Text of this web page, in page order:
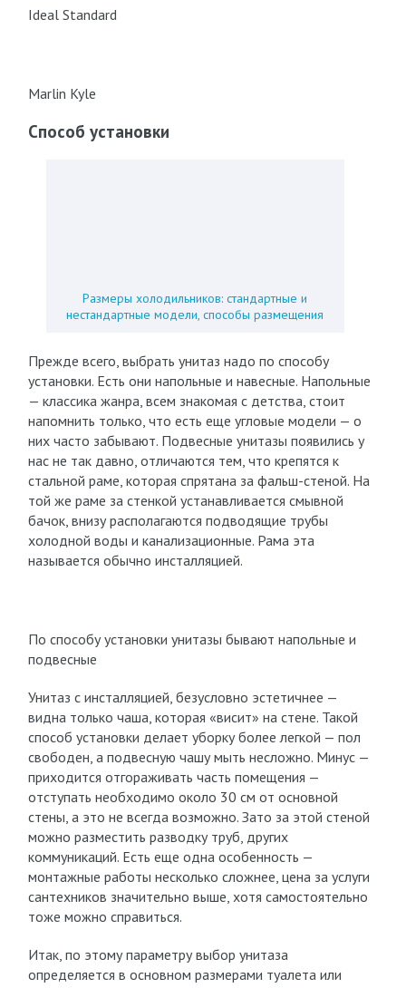
Ideal Standard
Marlin Kyle
Способ установки
Размеры холодильников: стандартные и
нестандартные модели, способы размещения
Прежде всего, выбрать унитаз надо по способу
установки. Есть они напольные и навесные. Напольные
— классика жанра, всем знакомая с детства, стоит
напомнить только, что есть еще угловые модели — о
них часто забывают. Подвесные унитазы появились у
нас не так давно, отличаются тем, что крепятся к
стальной раме, которая спрятана за фальш-стеной. На
той же раме за стенкой устанавливается смывной
бачок, внизу располагаются подводящие трубы
холодной воды и канализационные. Рама эта
называется обычно инсталляцией.
По способу установки унитазы бывают напольные и
подвесные
Унитаз с инсталляцией, безусловно эстетичнее —
видна только чаша, которая «висит» на стене. Такой
способ установки делает уборку более легкой — пол
свободен, а подвесную чашу мыть несложно. Минус —
приходится отгораживать часть помещения —
отступать необходимо около 30 см от основной
стены, а это не всегда возможно. Зато за этой стеной
можно разместить разводку труб, других
коммуникаций. Есть еще одна особенность —
монтажные работы несколько сложнее, цена за услуги
сантехников значительно выше, хотя самостоятельно
тоже можно справиться.
Итак, по этому параметру выбор унитаза
определяется в основном размерами туалета или